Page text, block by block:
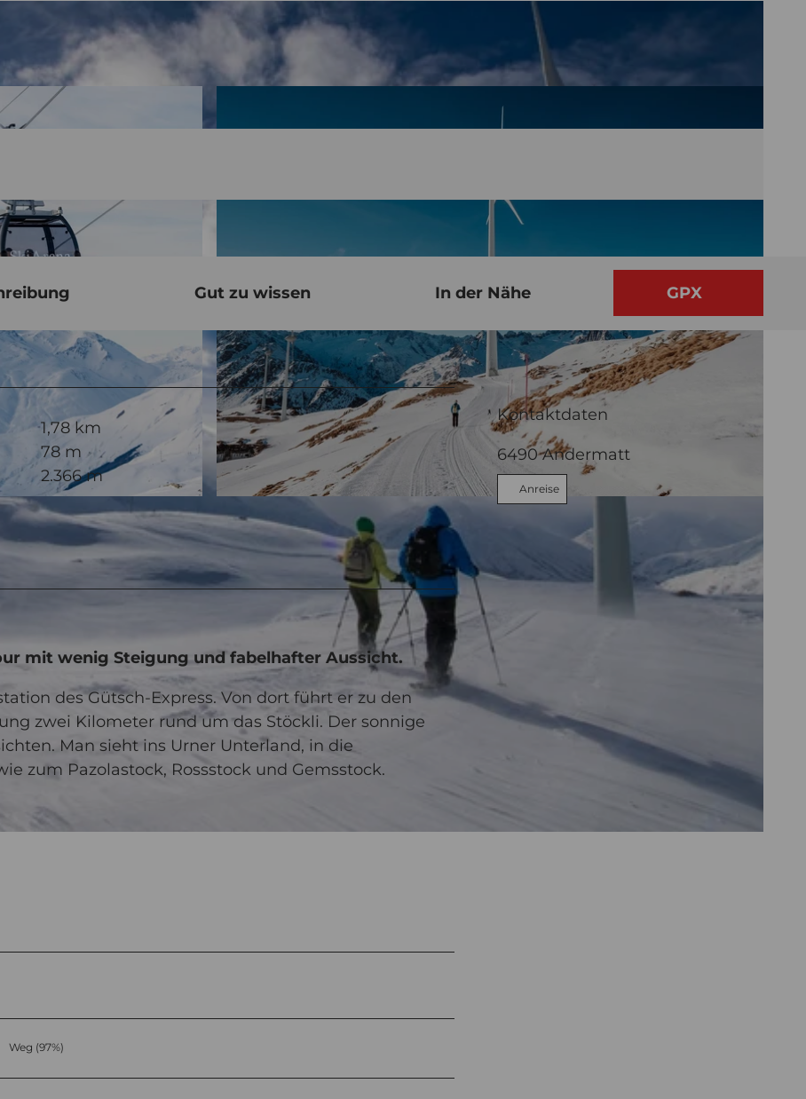
Gut zu wissen In der Nähe GPX
1,78 km
78 m
2.366 m
mit wenig Steigung und fabelhafter Aussicht.
des Gütsch-Express. Von dort führt er zu den
zwei Kilometer rund um das Stöckli. Der sonnige
Man sieht ins Urner Unterland, in die
zum Pazolastock, Rossstock und Gemsstock.
Weg (97%)
Kontaktdaten
6490Andermatt
Anreise